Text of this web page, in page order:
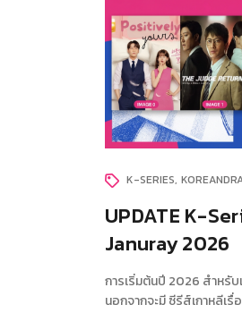
K-SERIES
UPDATE K-
Januray 2026
การเริ่มต้นปี 2026 สำหรับแ
นอกจากจะมี ซีรีส์เกาหลีเ